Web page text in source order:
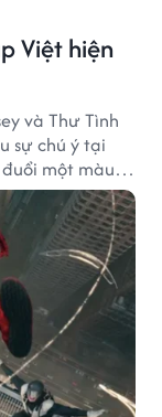
Việt hiện
và Thư Tình
sự chú ý tại
một màu
thành tích